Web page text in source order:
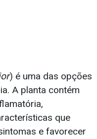
) é uma das opções
A planta contém
que
e favorecer